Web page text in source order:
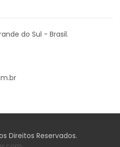
do Sul - Brasil.
Direitos Reservados.